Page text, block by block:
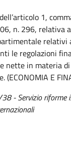
1,
n. 296, relativa
relativi
le regolazioni
nette in materia
(ECONOMIA E
- Servizio riforme